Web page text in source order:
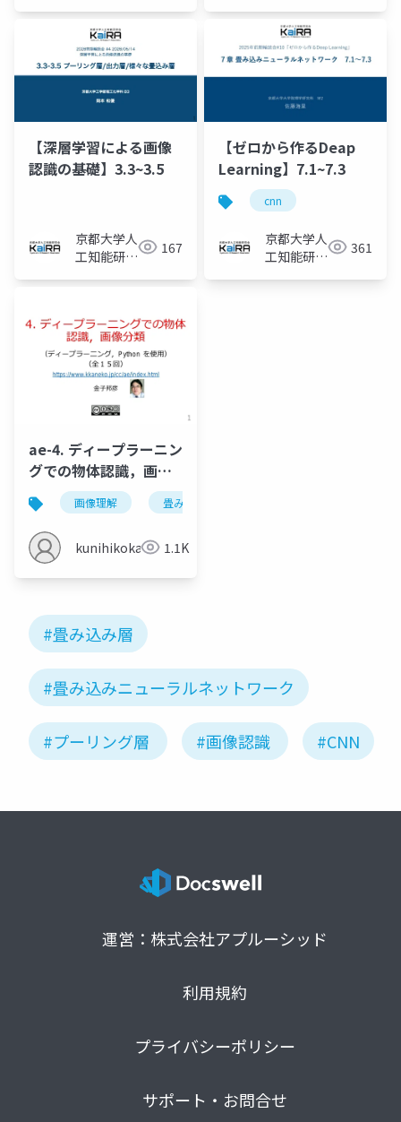
【深層学習による画像
認識の基礎】3.3~3.5
京都大学人
工知能研究
167
【ゼロから作るDeap
Learning】7.1~7.3
cnn
京都大学人
工知能研究
361
ae-4. ディープラーニン
グでの物体認識，画像
分類
画像理解 畳み込み
kunihikokaneko1.1K
#畳み込み層
#畳み込みニューラルネットワーク
#プーリング層 #画像認識 #CNN
運営：株式会社アプルーシッド
利用規約
プライバシーポリシー
サポート・お問合せ